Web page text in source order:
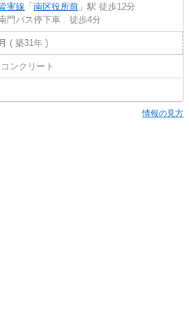
実線 「南区役所前 」駅 徒歩12分
門バス停下車 徒歩4分
( 築31年 )
ンクリート
情報の見方